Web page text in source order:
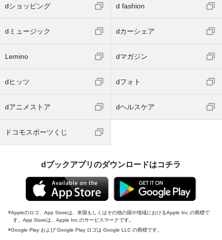
dショッピング d fashion
dミュージック dカーシェア
Lemino dマガジン
dヒッツ dフォト
dアニメストア dヘルスケア
ドコモスポーツくじ
dブックアプリのダウンロードはコチラ
Appleのロゴ、App Storeは、米国もしくはその他の国や地域におけるApple Inc.の商標で
す。App Storeは、Apple Inc.のサービスマークです。
Google Play および Google Play ロゴは Google LLC の商標です。